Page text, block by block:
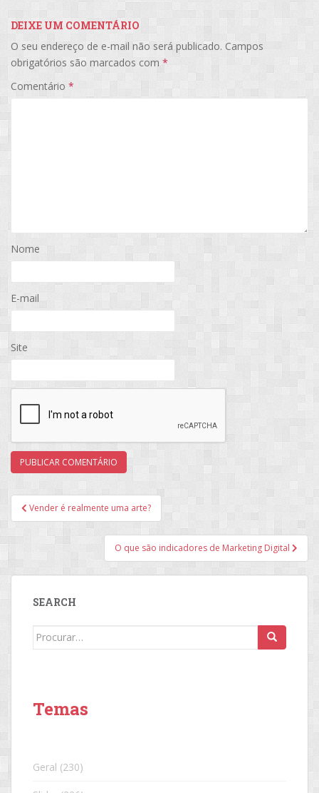
DEIXE UM COMENTÁRIO
O seu endereço de e-mail não será publicado. Campos
obrigatórios são marcados com *
Comentário *
Nome
E-mail
Site
Navegação
de
Vender é realmente uma arte?
O que são indicadores de Marketing Digital
SEARCH
Search
Temas
Geral (230)